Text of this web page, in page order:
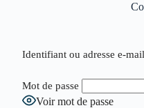
Identifiant ou adresse e-mail
Mot de passe
Voir mot de passe